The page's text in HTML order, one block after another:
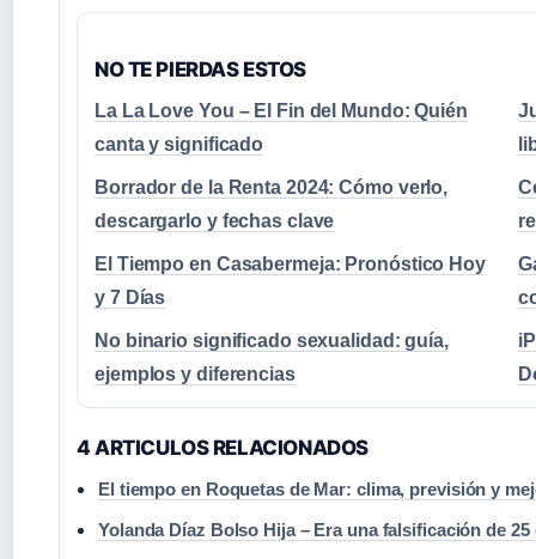
NO TE PIERDAS ESTOS
La La Love You – El Fin del Mundo: Quién
canta y significado
Borrador de la Renta 2024: Cómo verlo,
descargarlo y fechas clave
El Tiempo en Casabermeja: Pronóstico Hoy
y 7 Días
No binario significado sexualidad: guía,
ejemplos y diferencias
4 ARTICULOS RELACIONADOS
El tiempo en Roquetas de Mar: clima, previsión y
Yolanda Díaz Bolso Hija – Era una falsificación de 25